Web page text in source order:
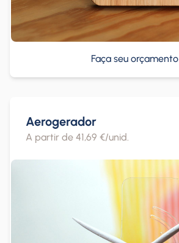
Faça seu orçamento
Aerogerador
A partir de 41,69 €/unid.